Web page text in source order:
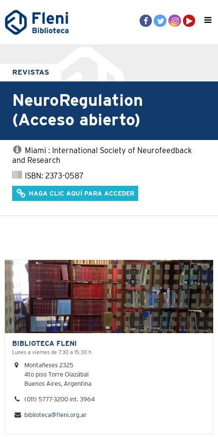
REVISTAS
NeuroRegulation
(Acceso abierto)
Miami : International Society of Neurofeedback
and Research
ISBN: 2373-0587
HAGA CLIC AQUÍ PARA ACCEDER
BIBLIOTECA FLENI
Lunes a viernes de 7:30 a 15:30 h
Montañeses 2325
4to piso Torre Olazábal
Buenos Aires, Argentina
(011) 5777-3200 int. 3964
biblioteca@fleni.org.ar